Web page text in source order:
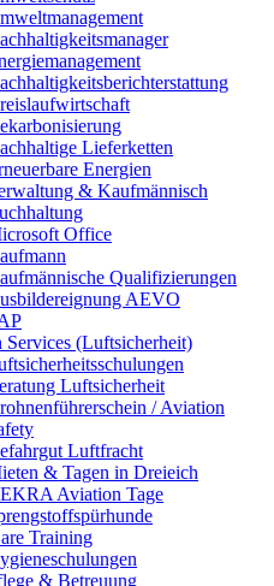
Lieferketten
Energien
& Kaufmännisch
Office
Qualifizierungen
AEVO
Services (Luftsicherheit)
Luftsicherheit
/ Aviation
Luftfracht
& Tagen in Dreieich
Aviation Tage
Training
& Betreuung